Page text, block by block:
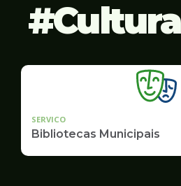
Cultura
SERVICO
Bibliotecas Municipais